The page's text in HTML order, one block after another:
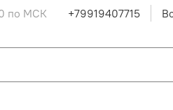
по МСК +79919407715